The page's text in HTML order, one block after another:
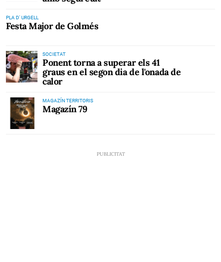
PLA D' URGELL
Festa Major de Golmés
SOCIETAT
Ponent torna a superar els 41
graus en el segon dia de l'onada de
calor
MAGAZÍN TERRITORIS
Magazín 79